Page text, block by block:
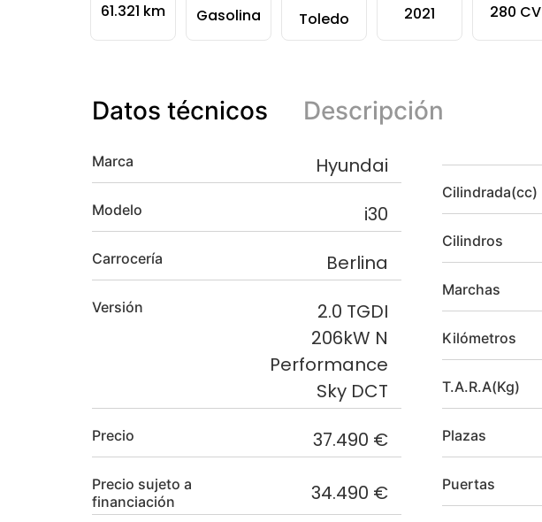
61.321 km Gasolina Toledo 2021 280 CV
Datos técnicos Descripción
Marca Hyundai
Modelo i30
Carrocería Berlina
Versión
2.0 TGDI
206kW N
Performance
Sky DCT
Precio 37.490 €
Precio sujeto a
financiación
34.490 €
Cilindrada(cc)
Cilindros
Marchas
Kilómetros
T.A.R.A(Kg)
Plazas
Puertas